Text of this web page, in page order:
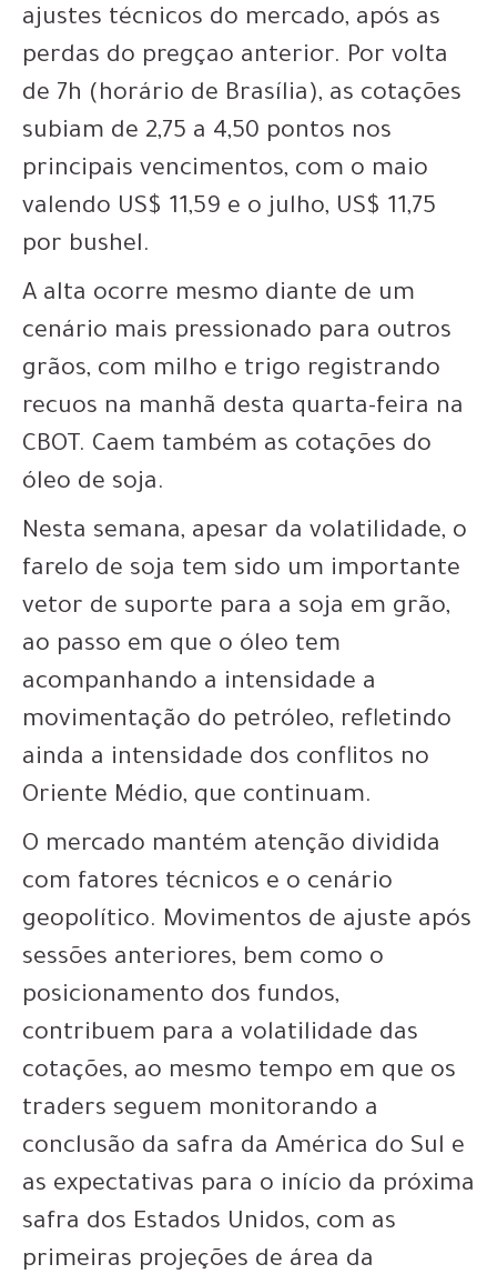
ajustes técnicos do mercado, após as
perdas do pregçao anterior. Por volta
de 7h (horário de Brasília), as cotações
subiam de 2,75 a 4,50 pontos nos
principais vencimentos, com o maio
valendo US$ 11,59 e o julho, US$ 11,75
por bushel.
A alta ocorre mesmo diante de um
cenário mais pressionado para outros
grãos, com milho e trigo registrando
recuos na manhã desta quarta-feira na
CBOT. Caem também as cotações do
óleo de soja.
Nesta semana, apesar da volatilidade, o
farelo de soja tem sido um importante
vetor de suporte para a soja em grão,
ao passo em que o óleo tem
acompanhando a intensidade a
movimentação do petróleo, refletindo
ainda a intensidade dos conflitos no
Oriente Médio, que continuam.
O mercado mantém atenção dividida
com fatores técnicos e o cenário
geopolítico. Movimentos de ajuste após
sessões anteriores, bem como o
posicionamento dos fundos,
contribuem para a volatilidade das
cotações, ao mesmo tempo em que os
traders seguem monitorando a
conclusão da safra da América do Sul e
as expectativas para o início da próxima
safra dos Estados Unidos, com as
primeiras projeções de área da